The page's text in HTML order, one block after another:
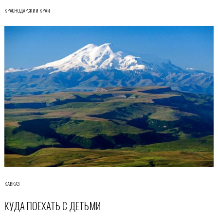
КРАСНОДАРСКИЙ КРАЙ
КАВКАЗ
КУДА ПОЕХАТЬ С ДЕТЬМИ